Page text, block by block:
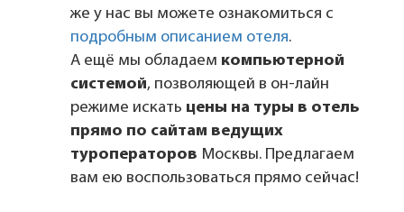
же у нас вы можете ознакомиться с
подробным описанием отеля.
А ещё мы обладаем компьютерной
системой, позволяющей в он-лайн
режиме искать цены на туры в отель
прямо по сайтам ведущих
туроператоров Москвы. Предлагаем
вам ею воспользоваться прямо сейчас!